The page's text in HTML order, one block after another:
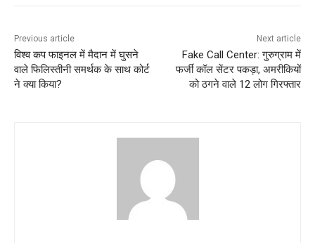
Previous article
विश्व कप फाइनल में मैदान में घुसने
वाले फिलिस्तीनी समर्थक के साथ कोर्ट
ने क्या किया?
Next article
Fake Call Center: गुरुग्राम में
फर्जी कॉल सेंटर पकड़ा, अमरीकियों
को ठगने वाले 12 लोग गिरफ्तार